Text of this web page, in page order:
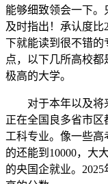
能够细致领会一下
及时指出！承认度比
下就能读到很不错的
点，以下几所高校都
极高的大学。
对于本年以及将来
正在全国良多省市区
工科专业。像一些
的还能到10000，大
的央国企就业。